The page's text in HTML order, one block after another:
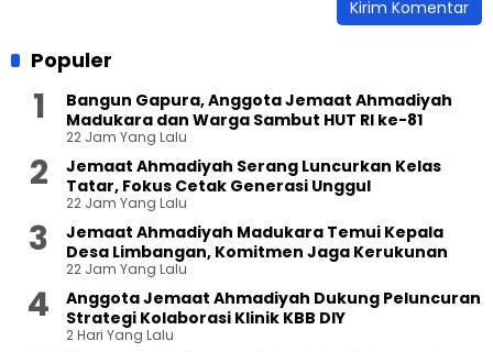
Populer
Bangun Gapura, Anggota Jemaat Ahmadiyah
Madukara dan Warga Sambut HUT RI ke-81
22 Jam Yang Lalu
Jemaat Ahmadiyah Serang Luncurkan Kelas
Tatar, Fokus Cetak Generasi Unggul
22 Jam Yang Lalu
Jemaat Ahmadiyah Madukara Temui Kepala
Desa Limbangan, Komitmen Jaga Kerukunan
22 Jam Yang Lalu
Anggota Jemaat Ahmadiyah Dukung Peluncuran
Strategi Kolaborasi Klinik KBB DIY
2 Hari Yang Lalu